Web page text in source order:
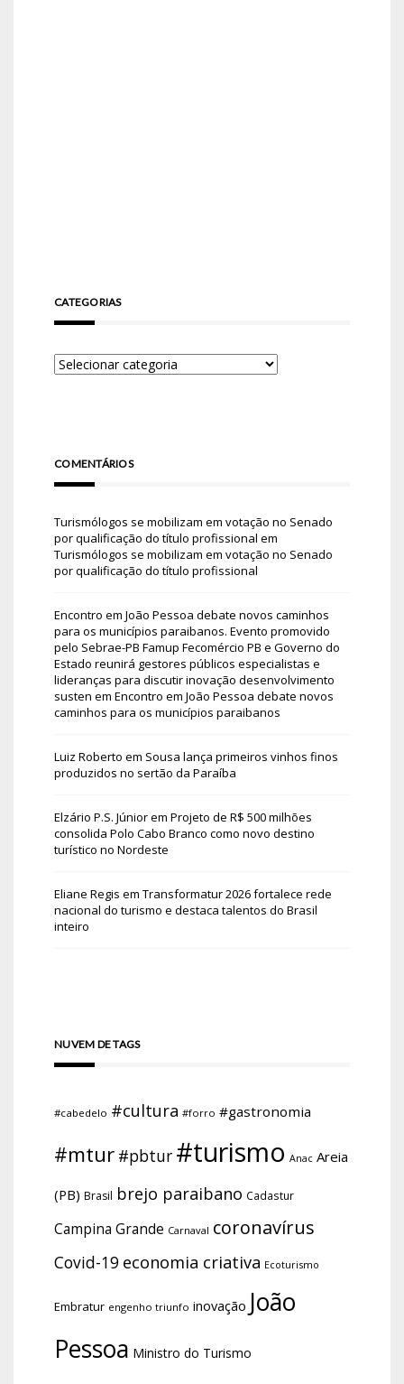
CATEGORIAS
COMENTÁRIOS
Turismólogos se mobilizam em votação no Senado
por qualificação do título profissional em
Turismólogos se mobilizam em votação no Senado
por qualificação do título profissional
Encontro em João Pessoa debate novos caminhos
para os municípios paraibanos. Evento promovido
pelo Sebrae-PB Famup Fecomércio PB e Governo do
Estado reunirá gestores públicos especialistas e
lideranças para discutir inovação desenvolvimento
susten em Encontro em João Pessoa debate novos
caminhos para os municípios paraibanos
Luiz Roberto em Sousa lança primeiros vinhos finos
produzidos no sertão da Paraíba
Elzário P.S. Júniorem Projeto de R$ 500 milhões
consolida Polo Cabo Branco como novo destino
turístico no Nordeste
Eliane Regis em Transformatur 2026 fortalece rede
nacional do turismo e destaca talentos do Brasil
inteiro
NUVEM DE TAGS
#cabedelo #cultura #forro #gastronomia
#mtur #pbtur #turismo Anac Areia
(PB) Brasil brejo paraibano Cadastur
Campina Grande Carnaval coronavírus
Covid-19 economia criativa Ecoturismo
Embratur engenho triunfo inovação João
Pessoa Ministro do Turismo